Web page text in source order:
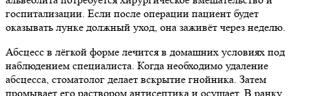
госпитализации. Если после операции пациент будет
оказывать лунке должный уход, она заживёт через неделю.
Абсцесс в лёгкой форме лечится в домашних условиях под
наблюдением специалиста. Когда необходимо удаление
абсцесса, стоматолог делает вскрытие гнойника. Затем
промывает его раствором антисептика и осушает. В ранку